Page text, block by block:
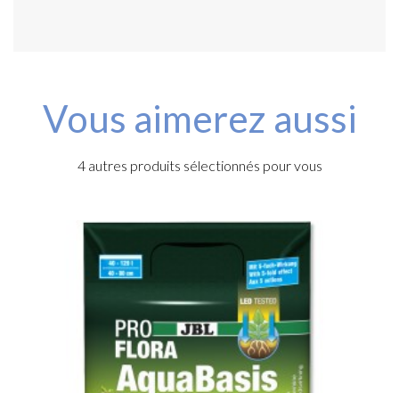
Vous aimerez aussi
4 autres produits sélectionnés pour vous